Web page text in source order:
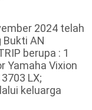
2024 telah
Bukti AN
berupa : 1
Yamaha Vixion
LX;
keluarga